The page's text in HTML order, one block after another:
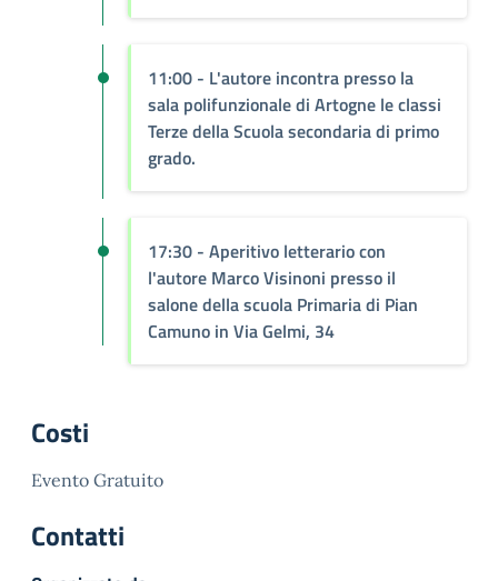
11:00 - L'autore incontra presso la
sala polifunzionale di Artogne le classi
Terze della Scuola secondaria di primo
grado.
17:30 - Aperitivo letterario con
l'autore Marco Visinoni presso il
salone della scuola Primaria di Pian
Camuno in Via Gelmi, 34
Costi
Evento Gratuito
Contatti